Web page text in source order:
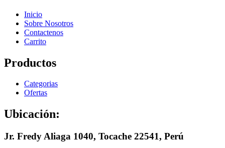
Inicio
Sobre Nosotros
Contactenos
Carrito
Productos
Categorias
Ofertas
Ubicación:
Jr. Fredy Aliaga 1040, Tocache 22541, Perú